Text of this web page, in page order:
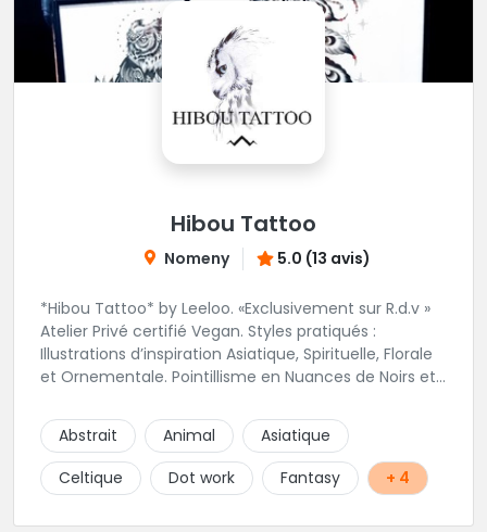
Hibou Tattoo
Nomeny 5.0 (13 avis)
*Hibou Tattoo* by Leeloo. «Exclusivement sur R.d.v »
Atelier Privé certifié Vegan. Styles pratiqués :
Illustrations d’inspiration Asiatique, Spirituelle, Florale
et Ornementale. Pointillisme en Nuances de Noirs et
de l’Atelier :
https://www.facebook.com/HibouTattoos
Abstrait Animal
Asiatique
Celtique
Dot work Fantasy + 4